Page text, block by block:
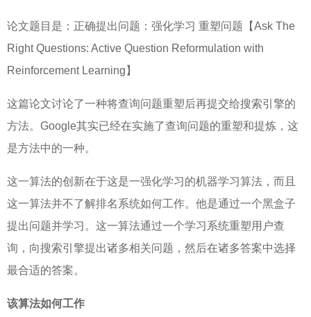
论文题目是：正确提出问题：强化学习 重塑问题【Ask The
Right Questions: Active Question Reformulation with
Reinforcement Learning】
这篇论文讨论了一种将查询问题重塑后再提交给搜索引擎的
方法。Google其实已经在实施了查询问题的重塑和提炼，这
是方法中的一种。
这一算法的创新在于这是一强化学习的机器学习算法，而且
这一算法并不了解排名系统如何工作。他是通过一个黑盒子
提出问题并学习。这一算法通过一个学习系统重塑用户查
询，向搜索引擎提出诸多相关问题，然后在诸多答案中选择
最合适的答案。
该算法如何工作